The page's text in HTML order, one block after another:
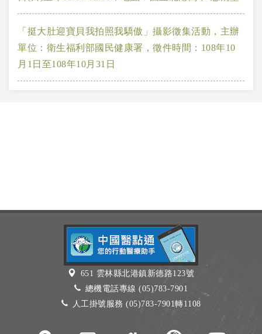
「挺大肚迎寶貝我拍照我驕傲」攝影徵集活動，主辦
單位：衛生福利部國民健康署，徵件時間：108年10
月1日至108年10月31日
651 雲林縣北港鎮新德路123號
總機電話專線 (05)783-7901
人工掛號服務 (05)783-7901轉1108